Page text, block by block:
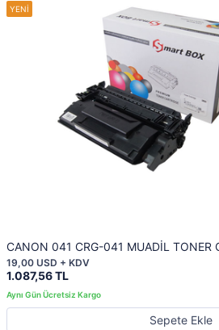
CANON 041 CRG-041 MUADİL TONER
1.087,56 TL
19,00 USD + KDV
Sepete Ekle